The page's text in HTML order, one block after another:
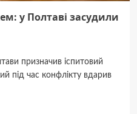
у Полтаві засудили
призначив іспитовий
під час конфлікту вдарив